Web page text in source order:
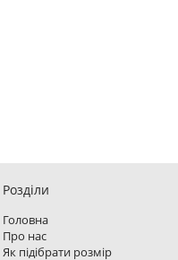
Розділи
Головна
Про нас
Як підібрати розмір